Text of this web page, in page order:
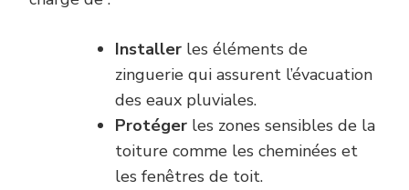
Installer les éléments de
zinguerie qui assurent l’évacuation
des eaux pluviales.
Protéger les zones sensibles de la
toiture comme les cheminées et
les fenêtres de toit.